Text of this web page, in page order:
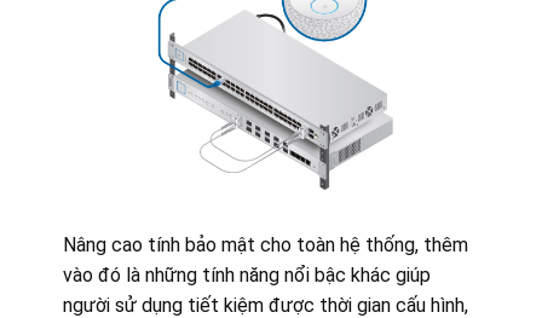
Nâng cao tính bảo mật cho toàn hệ thống, thêm
vào đó là những tính năng nổi bậc khác giúp
người sử dụng tiết kiệm được thời gian cấu hình,